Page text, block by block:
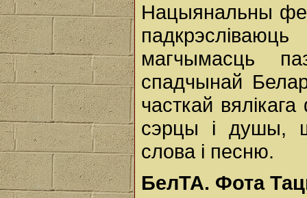
Нацыянальны
магчымасць
спадчынай
часткай
сэрцы і душы,
слова і песню.
БелТА. Фота